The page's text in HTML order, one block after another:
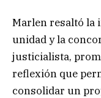
Marlen resaltó la
unidad y la
justicialista,
reflexión que
consolidar un